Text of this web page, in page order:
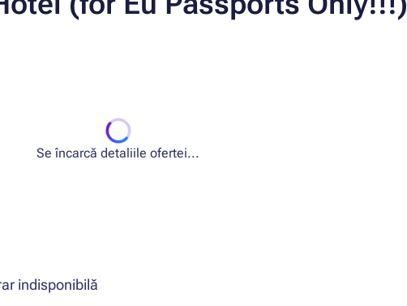
Se încarcă detaliile ofertei...
indisponibilă